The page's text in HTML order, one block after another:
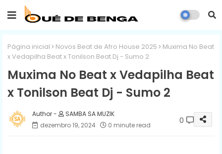
Página inicial Novos Beat de Afro House 2025
Muxima No Beat
x Vedapilha Beat x Tonilson Beat Dj - Sumo 2
Muxima No Beat x Vedapilha Beat
x Tonilson Beat Dj - Sumo 2
SAMBA SA MUZIK
dezembro 19, 2024
0 minute read 0